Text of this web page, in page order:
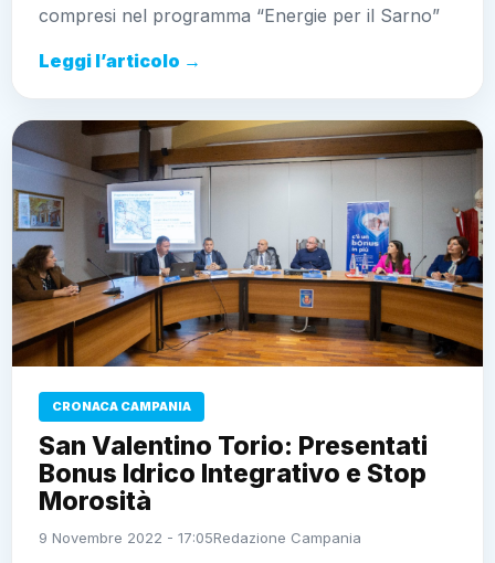
compresi nel programma “Energie per il Sarno”
Leggi l’articolo →
CRONACA CAMPANIA
San Valentino Torio: Presentati
Bonus Idrico Integrativo e Stop
Morosità
9 Novembre 2022 - 17:05Redazione Campania